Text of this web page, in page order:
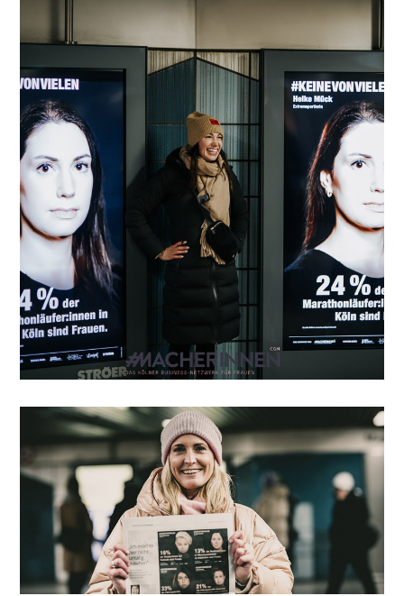
#KeineVonVielen
Pressekit und Infos
#KeineVonVielen
Pressekit & Infos